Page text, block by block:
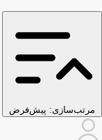
مرتب‌سازی: پیش‌فرض